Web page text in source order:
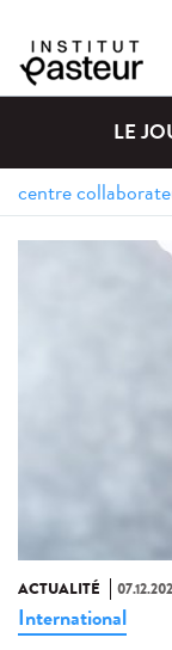
LE
ACTUALITÉ
International